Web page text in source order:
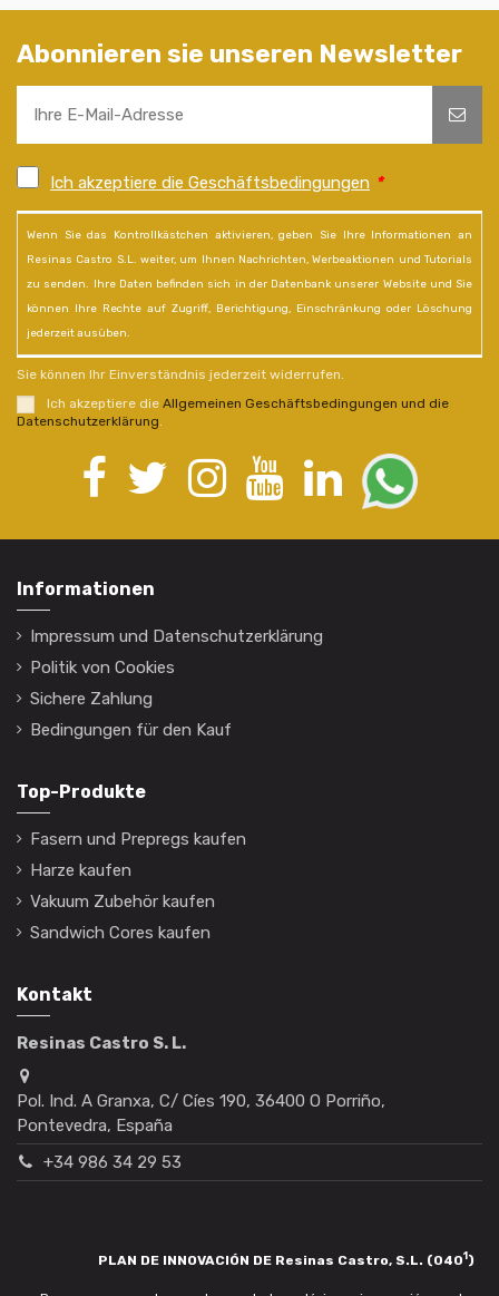
Abonnieren sie unseren Newsletter
Ich akzeptiere die Geschäftsbedingungen *
Wenn Sie das Kontrollkästchen aktivieren, geben Sie Ihre Informationen an
Resinas Castro S.L. weiter, um Ihnen Nachrichten, Werbeaktionen und Tutorials
zu senden. Ihre Daten befinden sich in der Datenbank unserer Website und Sie
können Ihre Rechte auf Zugriff, Berichtigung, Einschränkung oder Löschung
jederzeit ausüben.
Sie können Ihr Einverständnis jederzeit widerrufen.
Ich akzeptiere die Allgemeinen Geschäftsbedingungen und die
Datenschutzerklärung
Informationen
Impressum und Datenschutzerklärung
Politik von Cookies
Sichere Zahlung
Bedingungen für den Kauf
Top-Produkte
Fasern und Prepregs kaufen
Harze kaufen
Vakuum Zubehör kaufen
Sandwich Cores kaufen
Kontakt
Resinas Castro S. L.
Pol. Ind. A Granxa, C/ Cíes 190, 36400 O Porriño,
Pontevedra, España
+34 986 34 29 53
PLAN DE INNOVACIÓN DE Resinas Castro, S.L. (0401)